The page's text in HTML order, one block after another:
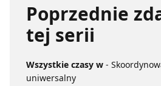
Poprzednie
tej serii
Wszystkie czasy w -
uniwersalny